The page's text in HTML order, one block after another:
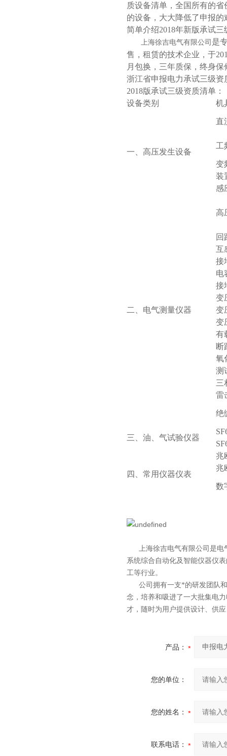
质设备清单，全国所有的
的设备，大大降低了申报
简单介绍2018年新版承试
上海徐吉电气有限公司 是
售，租赁的技术企业，于
月包换，三年质保，终身
浙江省申报电力承试三级
2018版承试三级资质清单：
设备类别
机
一、高压发生设备
直
工
变
装
感
二、电气测量仪器
高
回
互
接
电
接
变
变
变
有
断
氧
测
三
雷
绝
三、油、气试验仪器
四、常用仪器仪表
兆
兆
数
上海徐吉电气有限公司 是电
系统综合自动化及智能仪器仪表
工等行业。
公司拥有一支*的研发团队和
念，培养和吸进了一大批集电
才，随时为用户提供设计、供
产品：
您的单位：
您的姓名：
联系电话：